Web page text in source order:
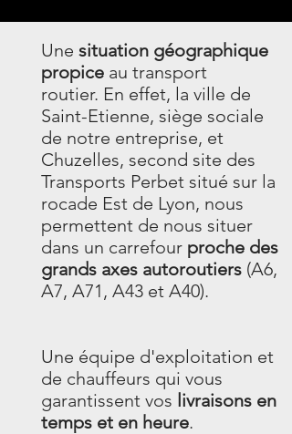
Une situation géographique
propice au transport
routier. En effet, la ville de
Saint-Etienne, siège sociale
de notre entreprise, et
Chuzelles, second site des
Transports Perbet situé sur la
rocade Est de Lyon, nous
permettent de nous situer
dans un carrefour proche des
grands axes autoroutiers (A6,
A7, A71, A43 et A40).
Une équipe d'exploitation et
de chauffeurs qui vous
garantissent vos livraisons en
temps et en heure.